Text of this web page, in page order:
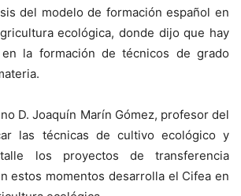
del modelo de formación español en
ecológica, donde dijo que hay
la formación de técnicos de grado
D. Joaquín Marín Gómez, profesor del
las técnicas de cultivo ecológico y
los proyectos de transferencia
estos momentos desarrolla el Cifea en